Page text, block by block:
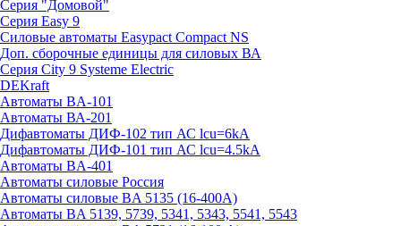
Серия "Домовой"
Серия Easy 9
Силовые автоматы Easypact Compact NS
Доп. сборочные единицы для силовых ВА
Серия City 9 Systeme Electric
DEKraft
Автоматы BA-101
Автоматы ВА-201
Дифавтоматы ДИФ-102 тип АС lcu=6kA
Дифавтоматы ДИФ-101 тип АС lcu=4.5kA
Автоматы BA-401
Автоматы силовые Россия
Автоматы силовые BA 5135 (16-400А)
Автоматы BA 5139, 5739, 5341, 5343, 5541, 5543